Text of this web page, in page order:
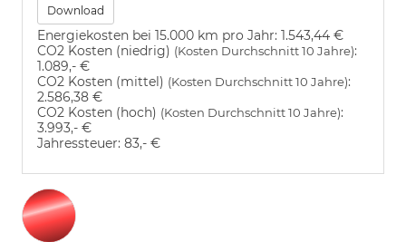
Download
Energiekosten bei 15.000 km pro Jahr: 1.543,44 €
CO2 Kosten (niedrig) (Kosten Durchschnitt 10 Jahre):
1.089,- €
CO2 Kosten (mittel) (Kosten Durchschnitt 10 Jahre):
2.586,38 €
CO2 Kosten (hoch) (Kosten Durchschnitt 10 Jahre):
3.993,- €
Jahressteuer: 83,- €